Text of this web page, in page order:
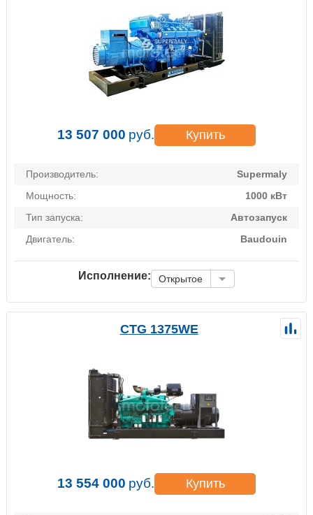
13 507 000 руб. Купить
Производитель:
Supermaly
Мощность:
1000 кВт
Тип запуска:
Автозапуск
Двигатель:
Baudouin
Исполнение: Открытое
CTG 1375WE
13 554 000 руб. Купить